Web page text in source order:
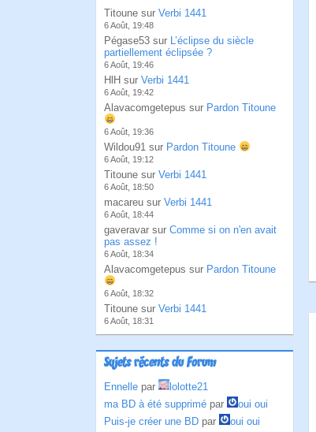
Titoune sur Verbi 1441
6 Août, 19:48
Pégase53 sur L’éclipse du siècle
partiellement éclipsée ?
6 Août, 19:46
HlH sur Verbi 1441
6 Août, 19:42
Alavacomgetepus sur Pardon Titoune
6 Août, 19:36
Wildou91 sur Pardon Titoune
6 Août, 19:12
Titoune sur Verbi 1441
6 Août, 18:50
macareu sur Verbi 1441
6 Août, 18:44
gaveravar sur Comme si on n'en avait
pas assez !
6 Août, 18:34
Alavacomgetepus sur Pardon Titoune
6 Août, 18:32
Titoune sur Verbi 1441
6 Août, 18:31
Sujets récents du Forum
Ennelle par
lolotte21
ma BD à été supprimé par
oui oui
Puis-je créer une BD par
oui oui